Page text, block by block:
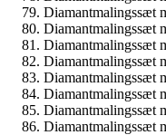
Diamantmalingssæt
Diamantmalingssæt
Diamantmalingssæt
Diamantmalingssæt
Diamantmalingssæt
Diamantmalingssæt
Diamantmalingssæt
Diamantmalingssæt